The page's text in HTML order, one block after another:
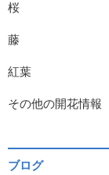
桜
藤
紅葉
その他の開花情報
ブログ